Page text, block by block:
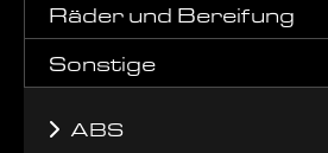
Räder und Bereifung
Sonstige
ABS